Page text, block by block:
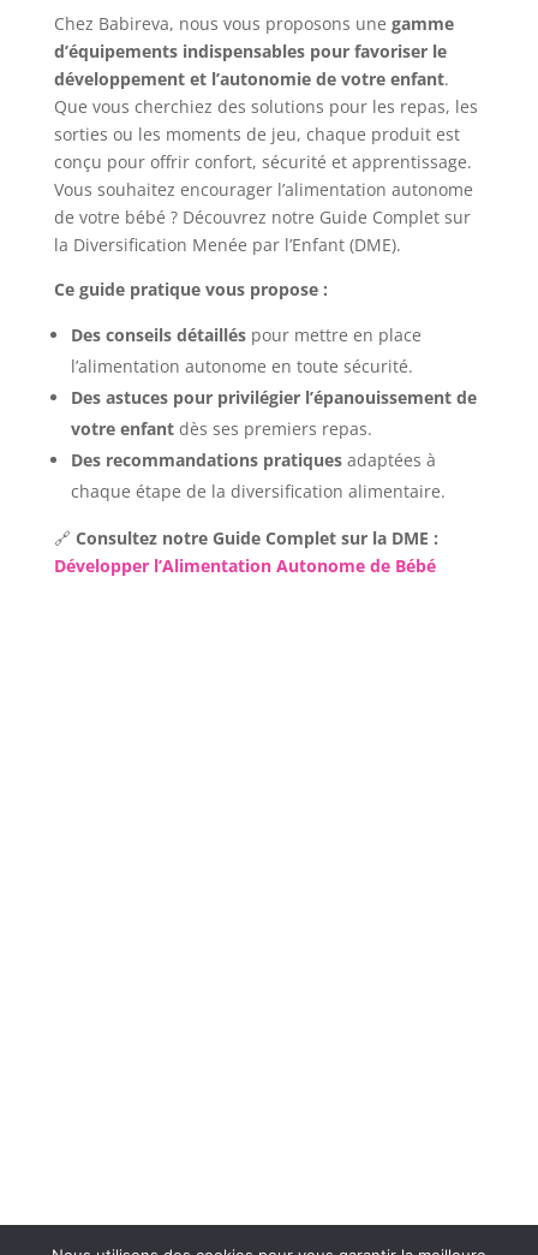
Chez Babireva, nous vous proposons une gamme
d’équipements indispensables pour favoriser le
développement et l’autonomie de votre enfant.
Que vous cherchiez des solutions pour les repas, les
sorties ou les moments de jeu, chaque produit est
conçu pour offrir confort, sécurité et apprentissage.
Vous souhaitez encourager l’alimentation autonome
de votre bébé ? Découvrez notre Guide Complet sur
la Diversification Menée par l’Enfant (DME).
Ce guide pratique vous propose :
Des conseils détailléspour mettre en place
l’alimentation autonome en toute sécurité.
Des astuces pour privilégier l’épanouissement de
votre enfantdès ses premiers repas.
Des recommandations pratiquesadaptées à
chaque étape de la diversification alimentaire.
🔗 Consultez notre Guide Complet sur la DME :
Développer l’Alimentation Autonome de Bébé